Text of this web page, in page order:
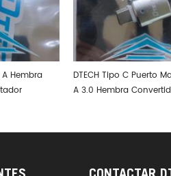
A USB
DT-
DT-7224W 4K@60Hz 2
Salidas HDMI 2.0